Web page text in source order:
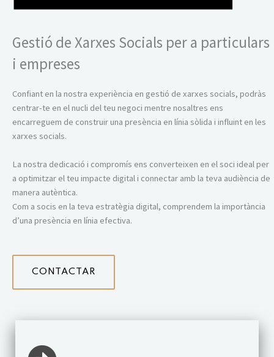
Gestió de Xarxes Socials per a particulars
i empreses
Confiant en la nostra experiència en gestió de xarxes socials, podràs
centrar-te en el nucli del teu negoci mentre nosaltres ens
encarreguem de construir una presència en línia sòlida i influint en les
xarxes socials.
La nostra dedicació i compromís ens converteixen en el soci ideal per
a optimitzar el teu impacte digital i connectar amb la teva audiència de
manera autèntica.
Com a socis en la teva estratègia digital, comprendem la importància
d’una presència en línia efectiva.
CONTACTAR